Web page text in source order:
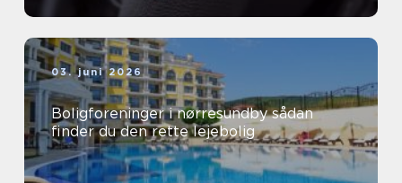
03. juni 2026
Boligforeninger i nørresundby sådan
finder du den rette lejebolig